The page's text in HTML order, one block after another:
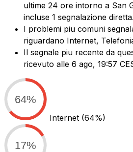
ultime 24 ore intorno a San
incluse 1 segnalazione diretta.
I problemi piu comuni
riguardano Internet,
Il segnale piu recente da
ricevuto alle 6 ago, 19:57
64%
Internet (64%)
17%